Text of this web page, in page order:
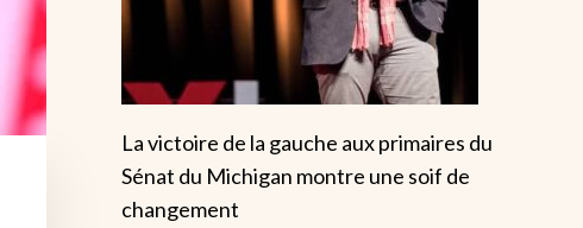
La victoire de la gauche aux primaires du
Sénat du Michigan montre une soif de
changement